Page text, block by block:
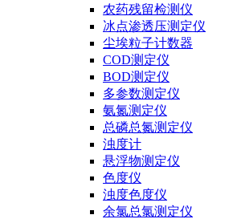
农药残留检测仪
冰点渗透压测定仪
尘埃粒子计数器
COD测定仪
BOD测定仪
多参数测定仪
氨氮测定仪
总磷总氮测定仪
浊度计
悬浮物测定仪
色度仪
浊度色度仪
余氯总氯测定仪